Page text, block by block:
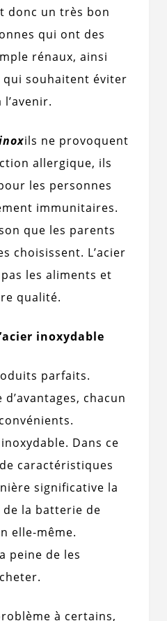
donc un très bon
qui ont des
rénaux, ainsi
souhaitent éviter
ils ne provoquent
allergique, ils
les personnes
immunitaires.
que les parents
choisissent. L’acier
les aliments et
qualité.
inoxydable
parfaits.
chacun
Dans ce
caractéristiques
significative la
la batterie de
elle-même.
peine de les
à certains,